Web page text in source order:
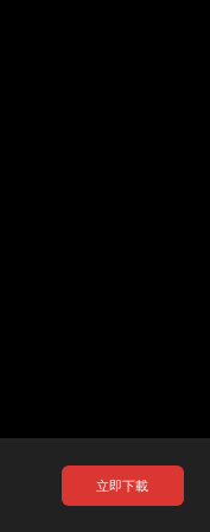
立即下載